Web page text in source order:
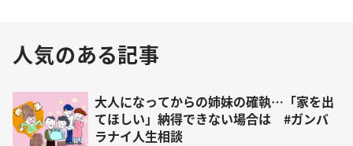
人気のある記事
大人になってからの姉妹の確執…「家を出
てほしい」納得できない場合は #ガンバ
ラナイ人生相談